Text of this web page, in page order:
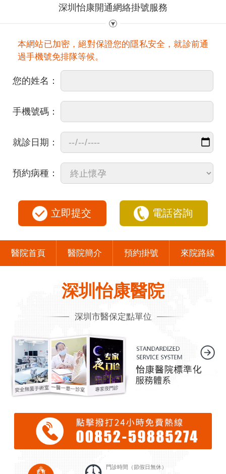
深圳怡康開通網絡掛號服務
本網站已加密，絕對保證您的隱私安全，就診前通
過手機號免排隊等候。
您的姓名：
手機號碼：
就診日期：
預約病種：
立即提交 電話咨詢
醫院首頁 醫院簡介 預約掛號 來院路線
深圳怡康醫院
深圳市醫保定點單位
門診時間（節假日無休）